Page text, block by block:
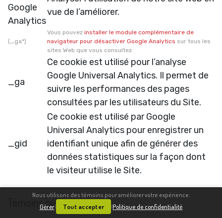
Google
Analytics
(_ga*)
vue de l’améliorer.
Vous pouvez installer le module complémentaire de
navigateur pour désactiver Google Analytics sur tous les
sites Web que vous consultez.
_ga
Ce cookie est utilisé pour l’analyse
Google Universal Analytics. Il permet de
suivre les performances des pages
consultées par les utilisateurs du Site.
_gid
Ce cookie est utilisé par Google
Universal Analytics pour enregistrer un
identifiant unique afin de générer des
données statistiques sur la façon dont
le visiteur utilise le Site.
Témoins publicitaires
Nous utilisons des témoins pour améliorer votre expérience.
Gérer| Tout accepter |Politique de confidentialité